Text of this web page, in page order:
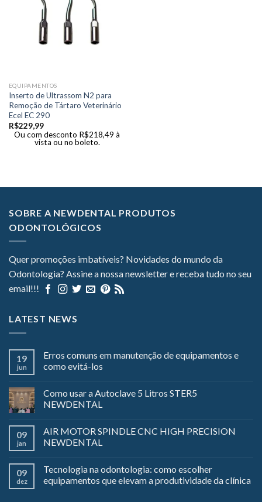
EQUIPAMENTOS
Inserto de Ultrassom N2 para
Remoção de Tártaro Veterinário
Ecel EC 290
R$229,99
Ou com desconto R$218,49 à
vista ou no boleto.
SOBRE A NEWDENTAL PRODUTOS
ODONTOLÓGICOS
Quer promoções imbatíveis? Novidades do mundo da
Odontologia? Assine a nossa newsletter e receba tudo no seu
email!!!
LATEST NEWS
19
jun
Erros comuns em manutenção de equipamentos e
como evitá-los
Como usar a Autoclave 5 Litros STER5
NEWDENTAL
09
jan
AIR MOTOR SPINDLE CNC HIGH PRECISION
NEWDENTAL
09
dez
Tecnologia na odontologia: como escolher
equipamentos que elevam a produtividade da clínica